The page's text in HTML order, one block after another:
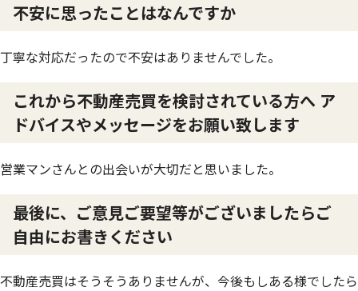
不安に思ったことはなんですか
丁寧な対応だったので不安はありませんでした。
これから不動産売買を検討されている方へ ア
ドバイスやメッセージをお願い致します
営業マンさんとの出会いが大切だと思いました。
最後に、ご意見ご要望等がございましたらご
自由にお書きください
不動産売買はそうそうありませんが、今後もしある様でしたら